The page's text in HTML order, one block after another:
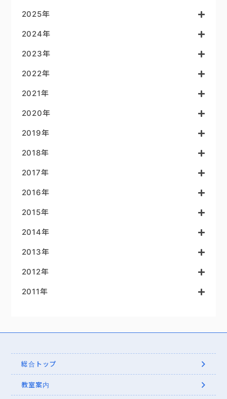
2025年
2024年
2023年
2022年
2021年
2020年
2019年
2018年
2017年
2016年
2015年
2014年
2013年
2012年
2011年
総合トップ
教室案内